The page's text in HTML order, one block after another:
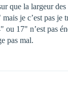
que la largeur
je c’est pas je
ou 17" n’est pas
pas mal.